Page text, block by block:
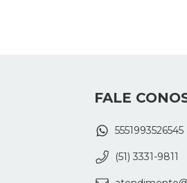
FALE
5551993526545
(51) 3331-9811